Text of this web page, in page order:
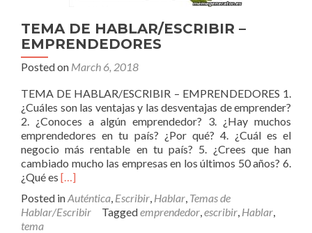
TEMA DE HABLAR/ESCRIBIR –
EMPRENDEDORES
Posted on March 6, 2018
TEMA DE HABLAR/ESCRIBIR – EMPRENDEDORES 1.
¿Cuáles son las ventajas y las desventajas de emprender?
2. ¿Conoces a algún emprendedor? 3. ¿Hay muchos
emprendedores en tu país? ¿Por qué? 4. ¿Cuál es el
negocio más rentable en tu país? 5. ¿Crees que han
cambiado mucho las empresas en los últimos 50 años? 6.
¿Qué es Read
about
TEMA
[…]
Posted inAuténtica, Escribir, Hablar, Temas de
Hablar/Escribir
Taggedemprendedor,escribir, Hablar,
tema